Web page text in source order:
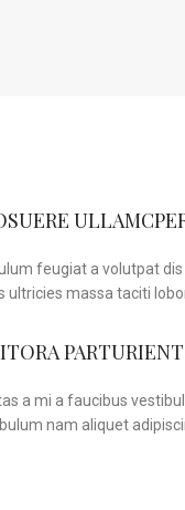
feugiat a volutpat dis
ultricies massa taciti
PARTURIENT
a mi a faucibus
nam aliquet